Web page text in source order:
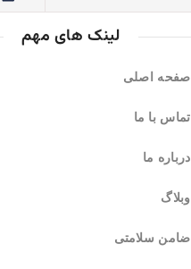
لینک های مهم
صفحه اصلی
تماس با ما
درباره ما
وبلاگ
ضامن سلامتی